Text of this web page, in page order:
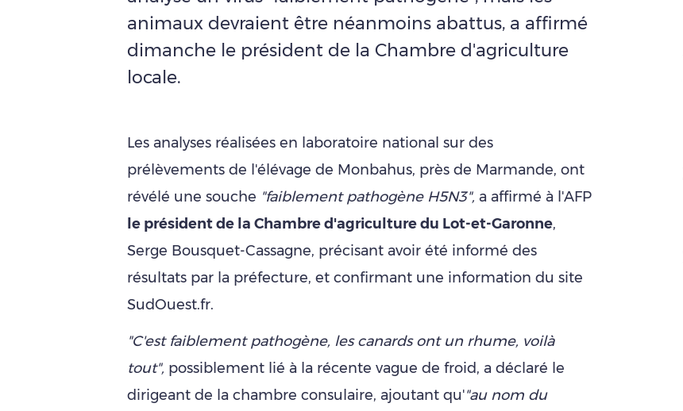
animaux devraient être néanmoins abattus, a affirmé
dimanche le président de la Chambre d'agriculture
locale.
Les analyses réalisées en laboratoire national sur des
prélèvements de l'élévage de Monbahus, près de Marmande, ont
révélé une souche "faiblement pathogène H5N3", a affirmé à l'AFP
le président de la Chambre d'agriculture du Lot-et-Garonne,
Serge Bousquet-Cassagne, précisant avoir été informé des
résultats par la préfecture, et confirmant une information du site
SudOuest.fr.
"C'est faiblement pathogène, les canards ont un rhume, voilà
tout", possiblement lié à la récente vague de froid, a déclaré le
dirigeant de la chambre consulaire, ajoutant qu'"au nom du